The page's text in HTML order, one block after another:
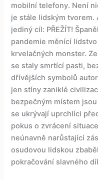
mobilní telefony. Není
je stále lidským tvorem.
jediný cíl: PŘEŽÍT!
pandemie měnící
krvelačných monster.
se staly smrtící pasti,
dřívějších symbolů
jen stíny zaniklé
bezpečným místem
se ukrývají uprchlíci
pokus o zvrácení
neúnavně narůstající
osudovou lidskou
pokračování slavného